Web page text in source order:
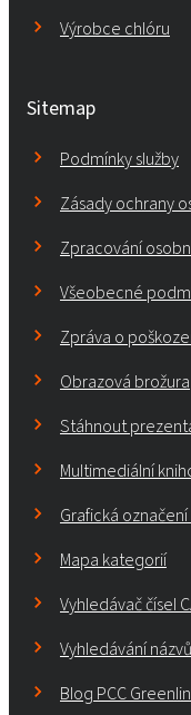
Výrobce chlóru
Sitemap
Podmínky služby
Zásady ochrany
Zpracování
Všeobecné
Zpráva o
Obrazová brožura
Stáhnout
Multimediální
Grafická
Mapa kategorií
Vyhledávač čísel
Vyhledávání
Blog PCC